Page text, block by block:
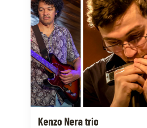
Kenzo Nera trio